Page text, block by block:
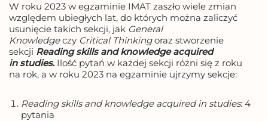
W roku 2023 w egzaminie IMAT zaszło wiele zmian
względem ubiegłych lat, do których można zaliczyć
usunięcie takich sekcji, jak General
Knowledgeczy Critical Thinkingoraz stworzenie
sekcji Reading skills and knowledge acquired
in studies. Ilość pytań w każdej sekcji różni się z roku
na rok, a w roku 2023 na egzaminie ujrzymy sekcje:
Reading skills and knowledge acquired in studies: 4
pytania